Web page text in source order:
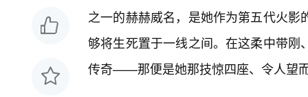
之一的赫赫威名，是她作为第五代火
够将生死置于一线之间。在这柔中带
传奇——那便是她那技惊四座、令人望